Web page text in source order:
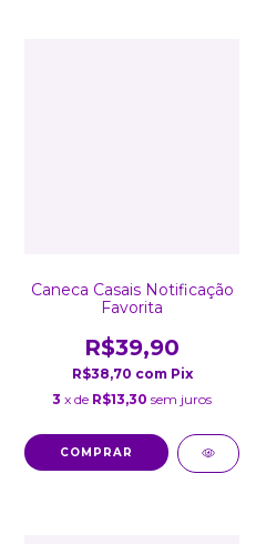
Caneca Casais Notificação
Favorita
R$39,90
R$38,70 com Pix
3 x de R$13,30 sem juros
COMPRAR